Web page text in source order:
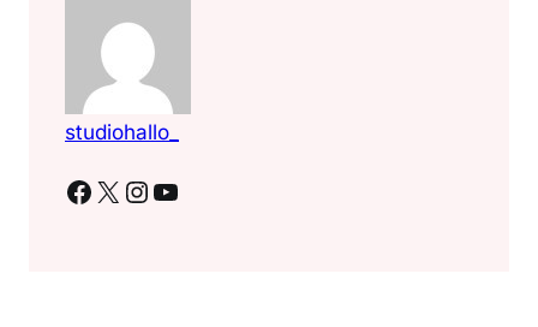
studiohallo_
Facebook X Instagram YouTube